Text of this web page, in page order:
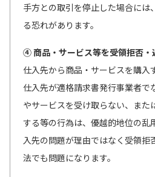
手方との取引を停止した場合には
る恐れがあります。
④ 商品・サービス等を受領拒否・
仕⼊先から商品・サービスを購入
仕入先が適格請求書発行事業者で
やサービスを受け取らない、また
する等の行為は、優越的地位の乱
入先の問題が理由ではなく受領拒
法でも問題になります。